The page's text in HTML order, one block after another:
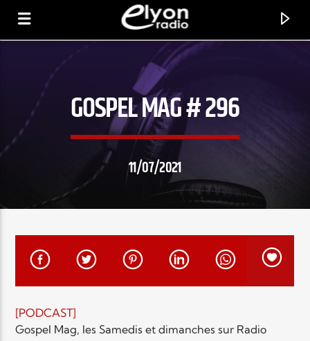
RADIO ELYON
POSITIVE ET ENCOURAGEANTE !
EN CE MOMENT
TITRE
GOSPEL MAG # 296
11/07/2021
[PODCAST]
Gospel Mag, les Samedis et dimanches sur Radio